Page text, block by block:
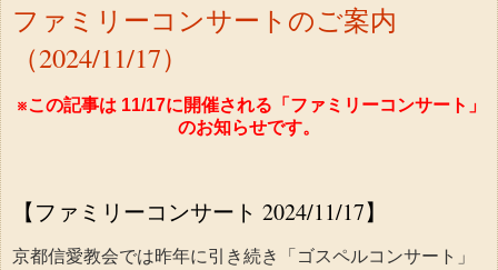
ファミリーコンサートのご案内
（2024/11/17）
※この記事は 11/17に開催される「ファミリーコンサート」
のお知らせです。
【ファミリーコンサート 2024/11/17】
京都信愛教会では昨年に引き続き「ゴスペルコンサート」